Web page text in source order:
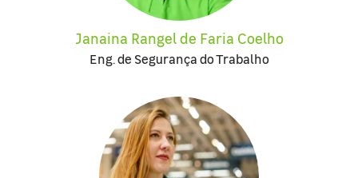
Janaina Rangel de Faria Coelho
Eng. de Segurança do Trabalho